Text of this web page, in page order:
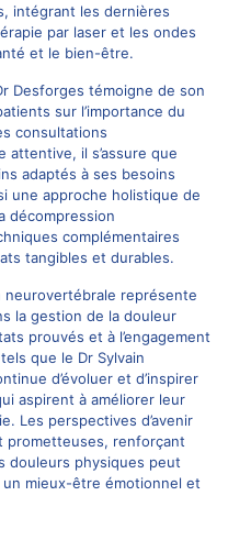
intégrant les dernières
par laseret les ondes
et le bien-être.
Desforges témoigne de son
sur l’importance du
consultations
il s’assure que
adaptés à ses besoins
une approche holistique de
décompression
complémentaires
tangibles et durables.
neurovertébrale représente
la gestion de la douleur
prouvés et à l’engagement
que le Dr Sylvain
d’évoluer et d’inspirer
aspirent à améliorer leur
Les perspectives d’avenir
prometteuses, renforçant
douleurs physiques peut
mieux-être émotionnel et